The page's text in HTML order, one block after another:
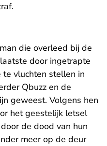
.
die overleed bij de
door ingetrapte
vluchten stellen in
Qbuzz en de
geweest. Volgens hen
het geestelijk letsel
de dood van hun
meer op de deur